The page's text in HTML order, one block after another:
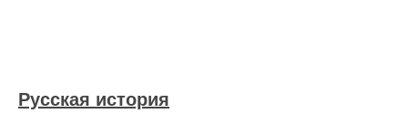
Русская история